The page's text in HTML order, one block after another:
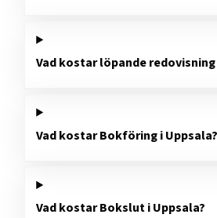
Vad kostar löpande redovisning
Vad kostar Bokföring i Uppsala?
Vad kostar Bokslut i Uppsala?